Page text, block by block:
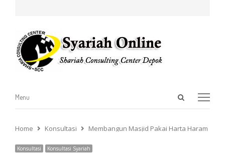
Open
Menu
Menu
Home Konsultasi Membangun Masjid Pakai Harta Haram
Konsultasi Konsultasi Syariah